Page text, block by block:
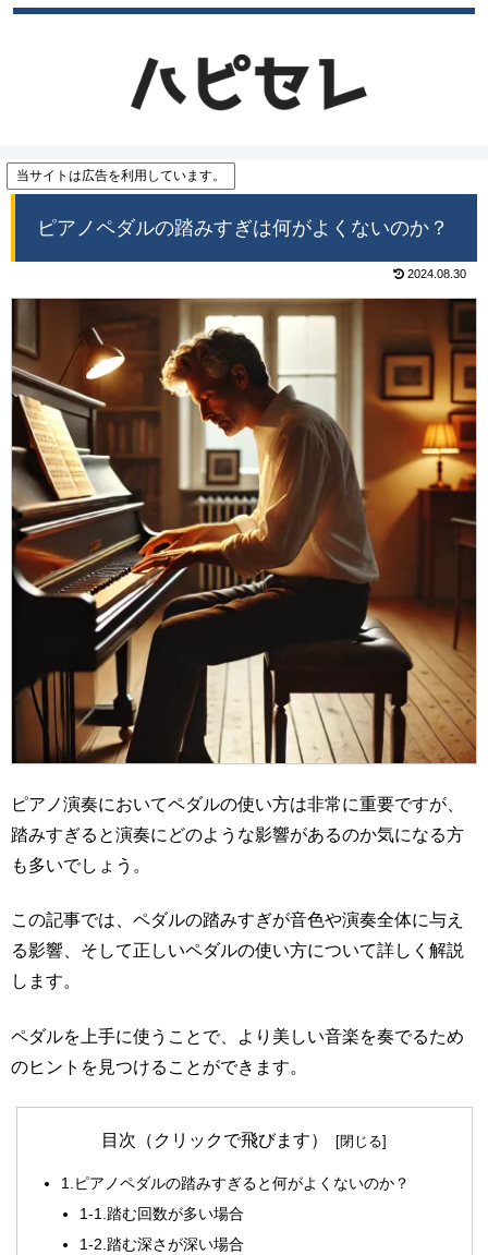
当サイトは広告を利用しています。
ピアノペダルの踏みすぎは何がよくないのか？
2024.08.30
ピアノ演奏においてペダルの使い方は非常に重要ですが、
踏みすぎると演奏にどのような影響があるのか気になる方
も多いでしょう。
この記事では、ペダルの踏みすぎが音色や演奏全体に与え
る影響、そして正しいペダルの使い方について詳しく解説
します。
ペダルを上手に使うことで、より美しい音楽を奏でるため
のヒントを見つけることができます。
目次（クリックで飛びます）
1.ピアノペダルの踏みすぎると何がよくないのか？
1-1.踏む回数が多い場合
1-2.踏む深さが深い場合